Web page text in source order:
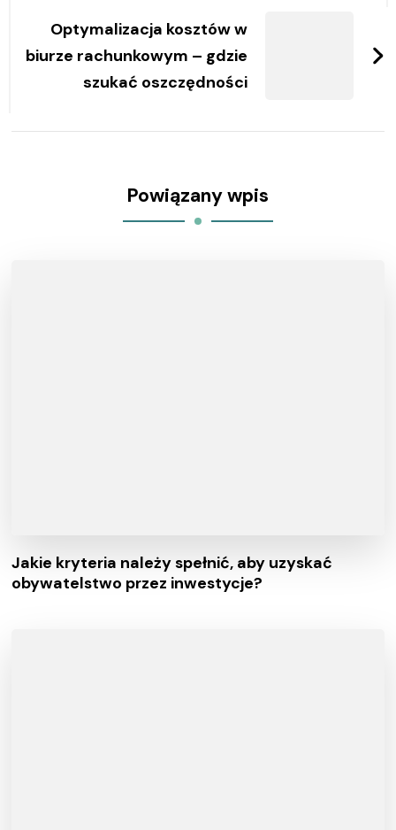
Optymalizacja kosztów w
biurze rachunkowym – gdzie
szukać oszczędności
Powiązany wpis
Jakie kryteria należy spełnić, aby uzyskać
obywatelstwo przez inwestycje?